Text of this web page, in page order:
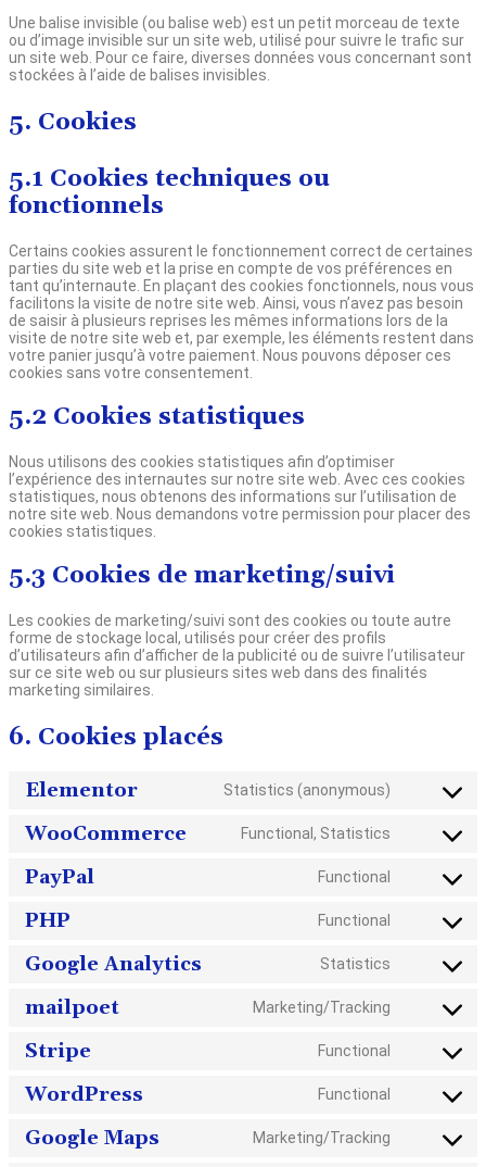
Une balise invisible (ou balise web) est un petit morceau de texte
ou d’image invisible sur un site web, utilisé pour suivre le trafic sur
un site web. Pour ce faire, diverses données vous concernant sont
stockées à l’aide de balises invisibles.
5. Cookies
5.1 Cookies techniques ou
fonctionnels
Certains cookies assurent le fonctionnement correct de certaines
parties du site web et la prise en compte de vos préférences en
tant qu’internaute. En plaçant des cookies fonctionnels, nous vous
facilitons la visite de notre site web. Ainsi, vous n’avez pas besoin
de saisir à plusieurs reprises les mêmes informations lors de la
visite de notre site web et, par exemple, les éléments restent dans
votre panier jusqu’à votre paiement. Nous pouvons déposer ces
cookies sans votre consentement.
5.2 Cookies statistiques
Nous utilisons des cookies statistiques afin d’optimiser
l’expérience des internautes sur notre site web. Avec ces cookies
statistiques, nous obtenons des informations sur l’utilisation de
notre site web. Nous demandons votre permission pour placer des
cookies statistiques.
5.3 Cookies de marketing/suivi
Les cookies de marketing/suivi sont des cookies ou toute autre
forme de stockage local, utilisés pour créer des profils
d’utilisateurs afin d’afficher de la publicité ou de suivre l’utilisateur
sur ce site web ou sur plusieurs sites web dans des finalités
marketing similaires.
6. Cookies placés
Elementor Statistics (anonymous)
Consent
elementor
WooCommerce Functional, Statistics
Consent
PayPal Functional
Consent
paypal
PHP Functional
Consent
Google Analytics Statistics
Consent
google-
mailpoet Marketing/Tracking
Consent
mailpoet
Stripe Functional
Consent
stripe
WordPress Functional
Consent
Google Maps Marketing/Tracking
Consent